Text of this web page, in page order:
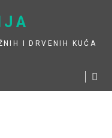
I DRVENIH KUĆA